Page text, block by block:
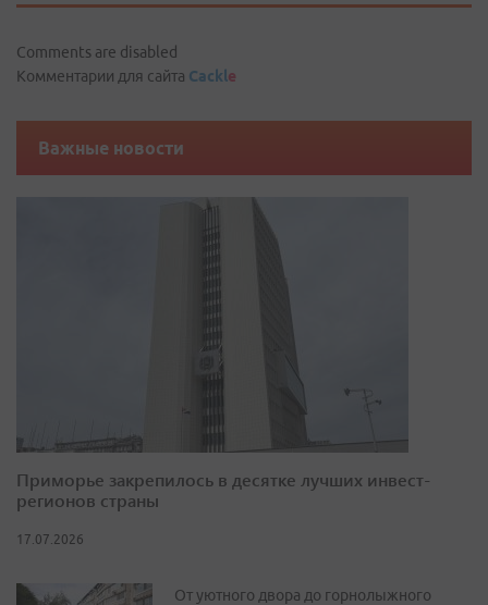
Comments are disabled
Комментарии для сайта Cackle
Важные новости
Приморье закрепилось в десятке лучших инвест-
регионов страны
17.07.2026
От уютного двора до горнолыжного